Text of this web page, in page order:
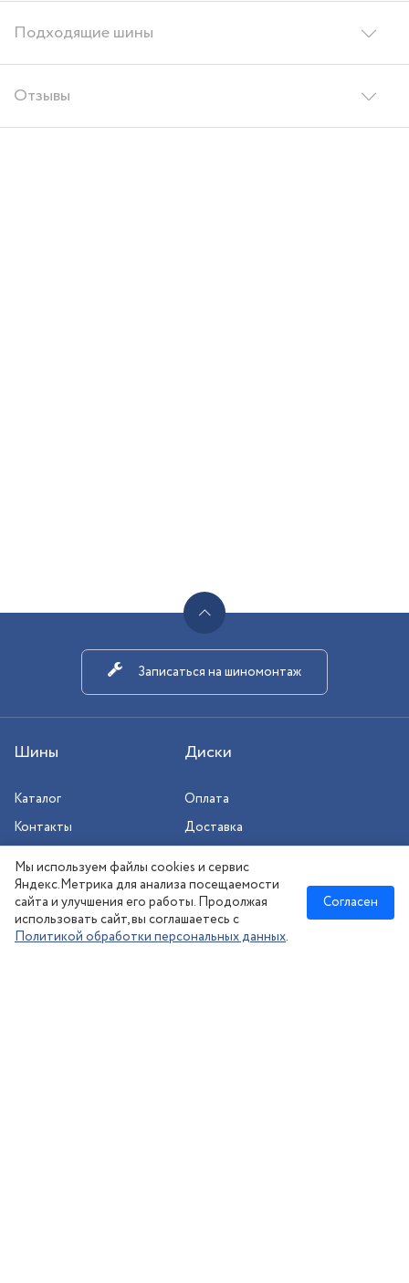
Подходящие шины
Отзывы
Шины Диски
Каталог
Контакты
Оплата
Доставка
Сезонное хранение
Записаться на шиномонтаж
Новосибирск:
Мы используем файлы cookies и сервис
Яндекс.Метрика для анализа посещаемости
сайта и улучшения его работы. Продолжая
использовать сайт, вы соглашаетесь с
Политикой обработки персональных данных.
Согласен